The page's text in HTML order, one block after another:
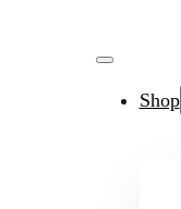
Shop